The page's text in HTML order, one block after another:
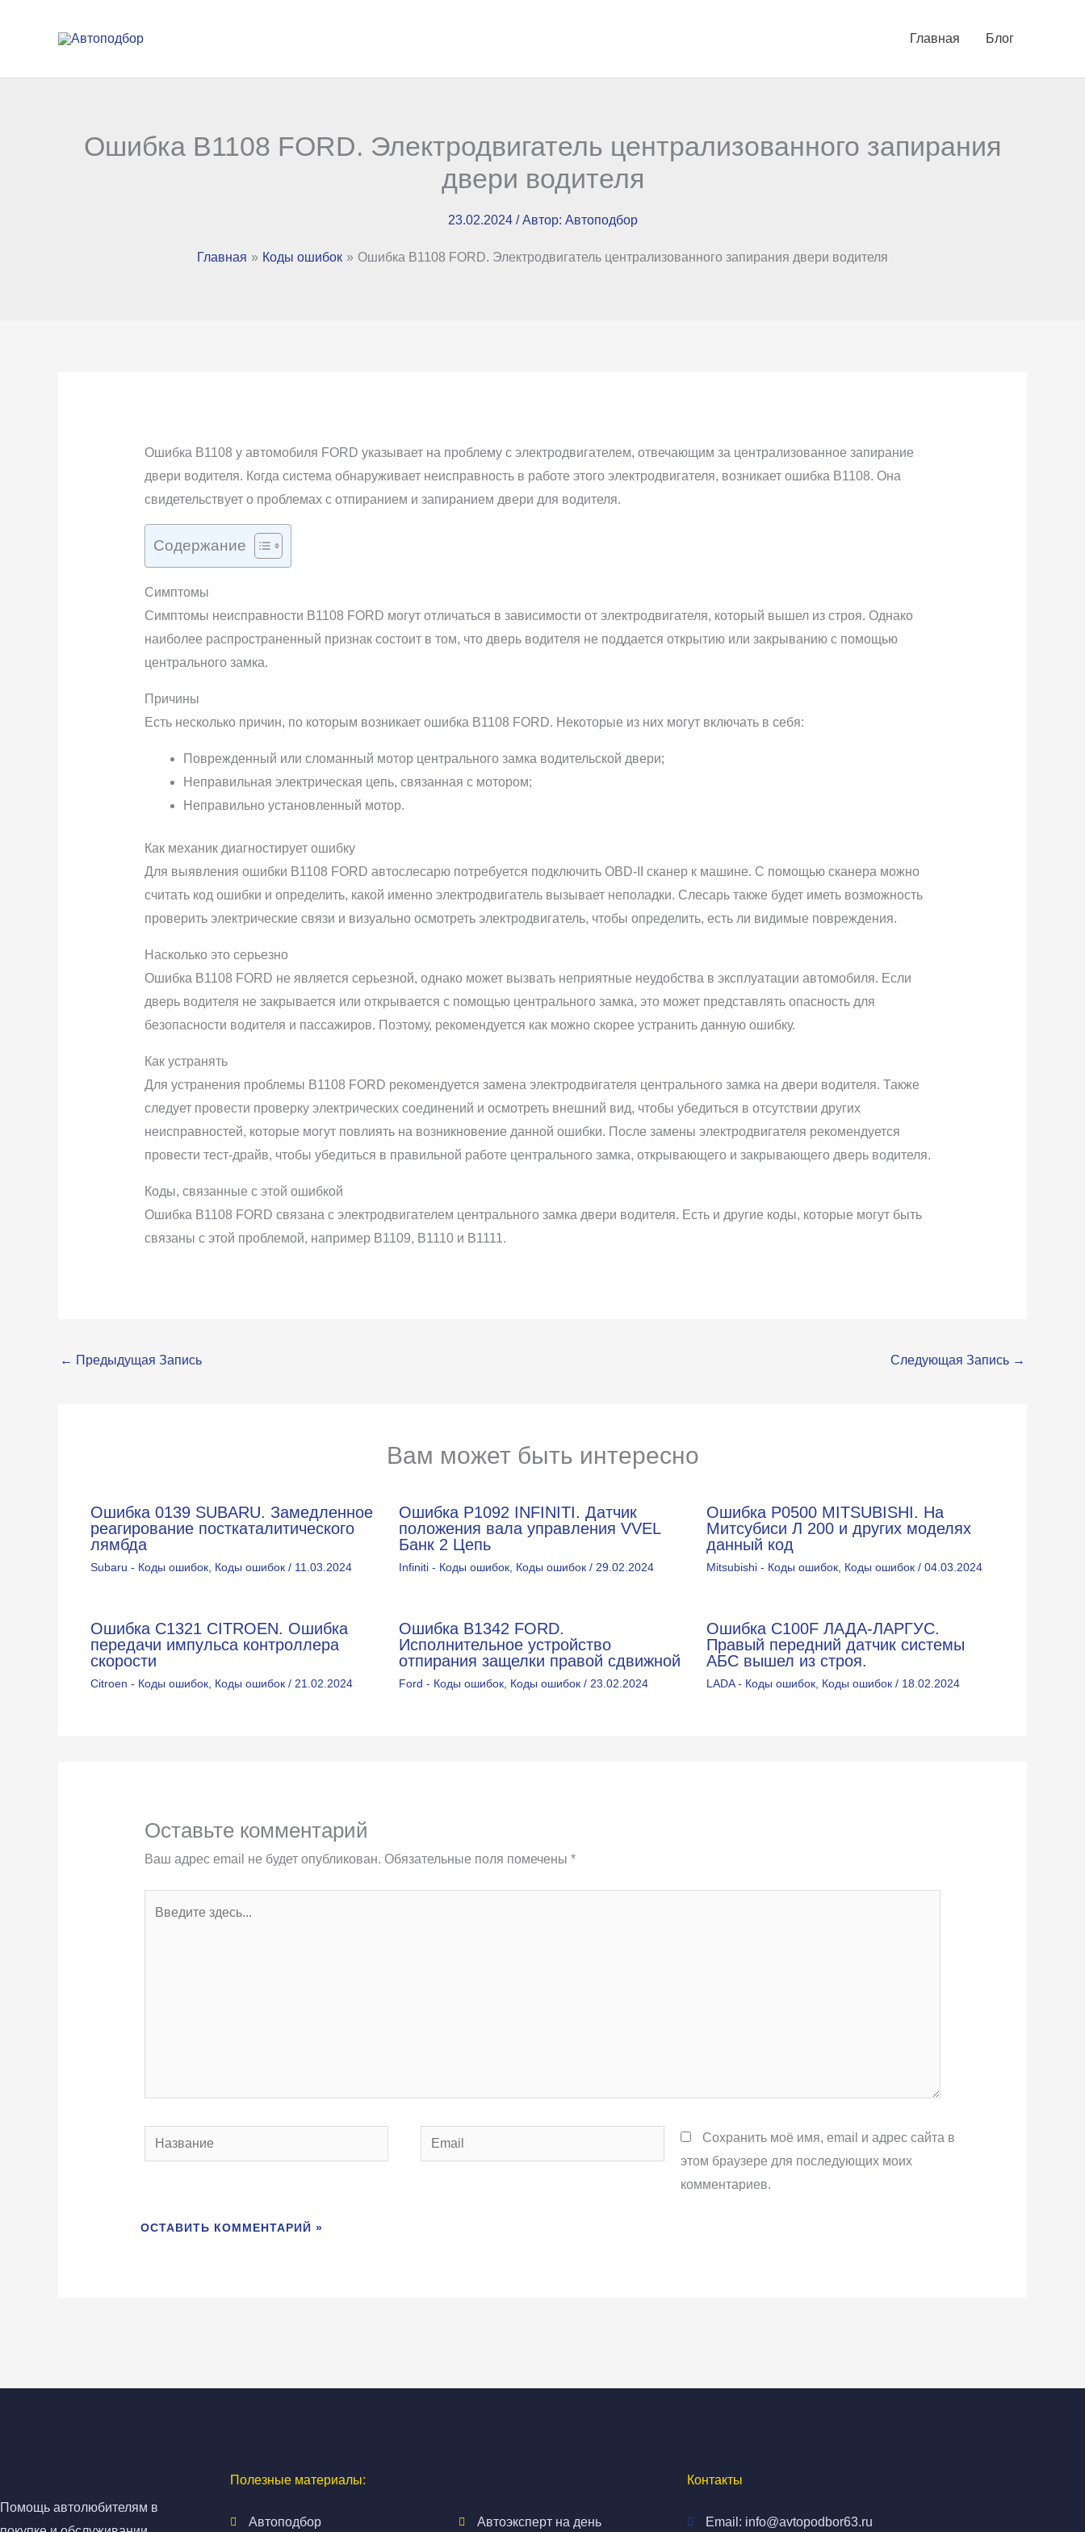
Главная Блог
Ошибка B1108 FORD. Электродвигатель централизованного запирания
двери водителя
23.02.2024 / Автор: Автоподбор
Главная Коды ошибок Ошибка B1108 FORD. Электродвигатель централизованного запирания двери водителя
Ошибка B1108 у автомобиля FORD указывает на проблему с электродвигателем, отвечающим за централизованное запирание
двери водителя. Когда система обнаруживает неисправность в работе этого электродвигателя, возникает ошибка B1108. Она
свидетельствует о проблемах с отпиранием и запиранием двери для водителя.
Содержание
Симптомы
Симптомы неисправности B1108 FORD могут отличаться в зависимости от электродвигателя, который вышел из строя. Однако
наиболее распространенный признак состоит в том, что дверь водителя не поддается открытию или закрыванию с помощью
центрального замка.
Причины
Есть несколько причин, по которым возникает ошибка B1108 FORD. Некоторые из них могут включать в себя:
Поврежденный или сломанный мотор центрального замка водительской двери;
Неправильная электрическая цепь, связанная с мотором;
Неправильно установленный мотор.
Как механик диагностирует ошибку
Для выявления ошибки B1108 FORD автослесарю потребуется подключить OBD-II сканер к машине. С помощью сканера можно
считать код ошибки и определить, какой именно электродвигатель вызывает неполадки. Слесарь также будет иметь возможность
проверить электрические связи и визуально осмотреть электродвигатель, чтобы определить, есть ли видимые повреждения.
Насколько это серьезно
Ошибка B1108 FORD не является серьезной, однако может вызвать неприятные неудобства в эксплуатации автомобиля. Если
дверь водителя не закрывается или открывается с помощью центрального замка, это может представлять опасность для
безопасности водителя и пассажиров. Поэтому, рекомендуется как можно скорее устранить данную ошибку.
Как устранять
Для устранения проблемы B1108 FORD рекомендуется замена электродвигателя центрального замка на двери водителя. Также
следует провести проверку электрических соединений и осмотреть внешний вид, чтобы убедиться в отсутствии других
неисправностей, которые могут повлиять на возникновение данной ошибки. После замены электродвигателя рекомендуется
провести тест-драйв, чтобы убедиться в правильной работе центрального замка, открывающего и закрывающего дверь водителя.
Коды, связанные с этой ошибкой
Ошибка B1108 FORD связана с электродвигателем центрального замка двери водителя. Есть и другие коды, которые могут быть
связаны с этой проблемой, например B1109, B1110 и B1111.
← Предыдущая Запись Следующая Запись →
Вам может быть интересно
Ошибка 0139 SUBARU. Замедленное
реагирование посткаталитического
лямбда
Subaru - Коды ошибок, Коды ошибок / 11.03.2024
Ошибка P1092 INFINITI. Датчик
положения вала управления VVEL
Банк 2 Цепь
Infiniti - Коды ошибок, Коды ошибок/ 29.02.2024
Ошибка P0500 MITSUBISHI. На
Митсубиси Л 200 и других моделях
данный код
Mitsubishi - Коды ошибок, Коды ошибок /04.03.2024
Ошибка C1321 CITROEN. Ошибка
передачи импульса контроллера
скорости
Citroen - Коды ошибок, Коды ошибок / 21.02.2024
Ошибка B1342 FORD.
Исполнительное устройство
отпирания защелки правой сдвижной
Ford - Коды ошибок, Коды ошибок/ 23.02.2024
Ошибка C100F ЛАДА-ЛАРГУС.
Правый передний датчик системы
АБС вышел из строя.
LADA - Коды ошибок, Коды ошибок / 18.02.2024
Оставьте комментарий
Ваш адрес email не будет опубликован. Обязательные поля помечены *
Название Email
Сохранить моё имя, email и адрес сайта в
этом браузере для последующих моих
комментариев.
Помощь автолюбителям в
Полезные материалы:
Автоподбор Автоэксперт на день
Контакты
Email: info@avtopodbor63.ru